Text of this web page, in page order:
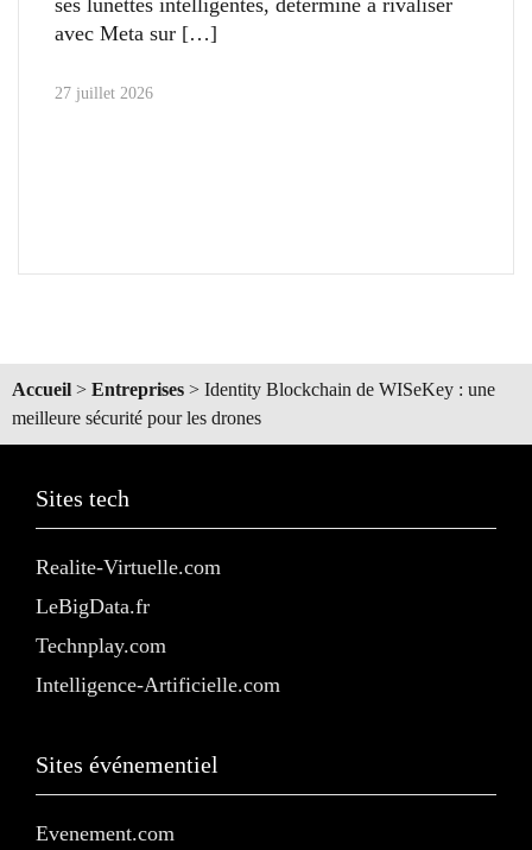
avec Meta sur
27 juillet 2026
Accueil > Entreprises > Identity Blockchain de WISeKey : une
meilleure sécurité pour les drones
Sites tech
Realite-Virtuelle.com
LeBigData.fr
Technplay.com
Intelligence-Artificielle.com
Sites événementiel
Evenement.com